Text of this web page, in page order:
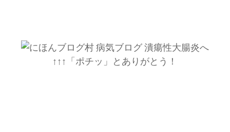
↑↑↑「ポチッ」とありがとう！